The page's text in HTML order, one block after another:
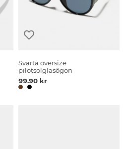
Svarta oversize
pilotsolglasögon
99.90 kr